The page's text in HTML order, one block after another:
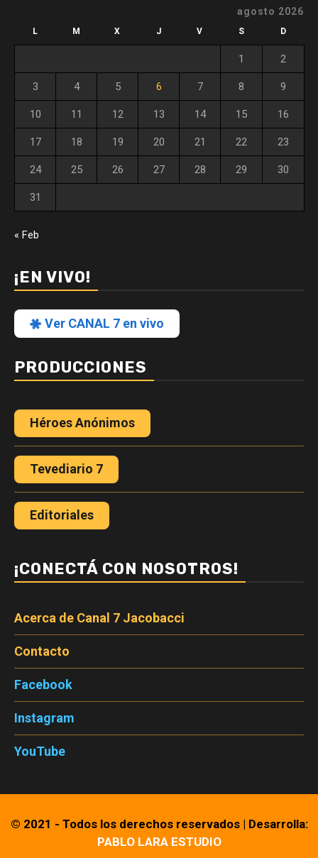
agosto 2026
L M X J V S D
1 2
3 4 5 6 7 8 9
10 11 12 13 14 15 16
17 18 19 20 21 22 23
24 25 26 27 28 29 30
31
« Feb
¡EN VIVO!
Ver CANAL 7 en vivo
PRODUCCIONES
Héroes Anónimos
Tevediario 7
Editoriales
¡CONECTÁ CON NOSOTROS!
Acerca de Canal 7 Jacobacci
Contacto
Facebook
Instagram
YouTube
© 2021 - Todos los derechos reservados | Desarrolla:
PABLO LARA ESTUDIO